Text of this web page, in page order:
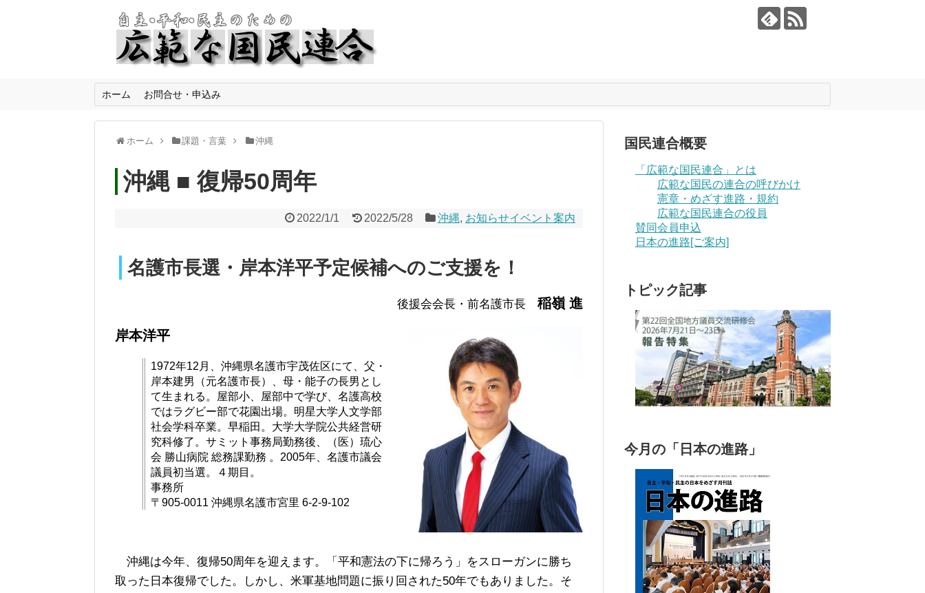
ホーム お問合せ・申込み
ホーム 課題・言葉 沖縄
沖縄 ■ 復帰50周年
2022/1/1 2022/5/28 沖縄, お知らせイベント案内
名護市長選・岸本洋平予定候補へのご支援を！
後援会会長・前名護市長 稲嶺 進
岸本洋平
1972年12月、沖縄県名護市宇茂佐区にて、父・
岸本建男（元名護市長）、母・能子の長男とし
て生まれる。屋部小、屋部中で学び、名護高校
ではラグビー部で花園出場。明星大学人文学部
社会学科卒業。早稲田。大学大学院公共経営研
究科修了。サミット事務局勤務後、（医）琉心
会 勝山病院 総務課勤務 。2005年、名護市議会
議員初当選。４期目。
事務所
〒905-0011 沖縄県名護市宮里 6-2-9-102
沖縄は今年、復帰50周年を迎えます。「平和憲法の下に帰ろう」をスローガンに勝ち
取った日本復帰でした。しかし、米軍基地問題に振り回された50年でもありました。そ
国民連合概要
「広範な国民連合」とは
広範な国民の連合の呼びかけ
憲章・めざす進路・規約
広範な国民連合の役員
賛同会員申込
日本の進路[ご案内]
トピック記事
今月の「日本の進路」